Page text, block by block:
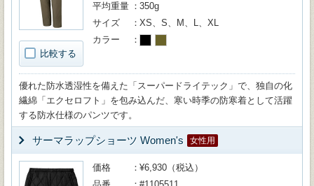
比較する
平均重量
350g
サイズ
XS、S、M、L、XL
カラー
優れた防水透湿性を備えた「スーパードライテック」で、独自の化
繊綿「エクセロフト」を包み込んだ、寒い時季の防寒着として活躍
する防水仕様のパンツです。
サーマラップショーツ Women's 女性用
価格
¥6,930（税込）